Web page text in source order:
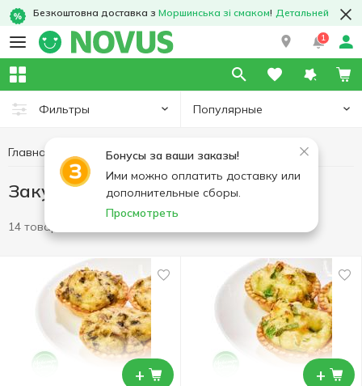
Безкоштовна доставка з Моршинська зі смаком! Детальней
1
Фильтры Популярные
Бонусы за ваши заказы!
Ими можно оплатить доставку или
дополнительные сборы.
Просмотреть
Главная Кулинария Закуски
Закуски
14 товаров
+ +